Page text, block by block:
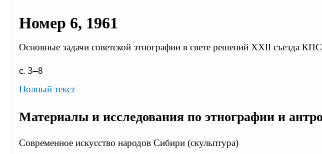
Номер 6, 1961
Основные задачи советской этнографии в свете решений XXII съезда
с. 3–8
Полный текст
Материалы и исследования по этнографии и
Современное искусство народов Сибири (скульптура)